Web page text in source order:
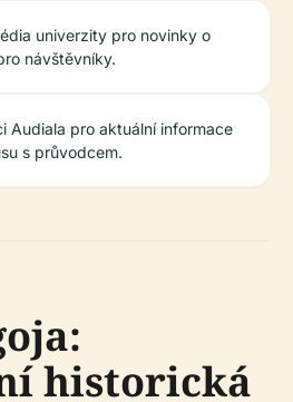
univerzity pro novinky o
návštěvníky.
Audiala pro aktuální informace
s průvodcem.
historická